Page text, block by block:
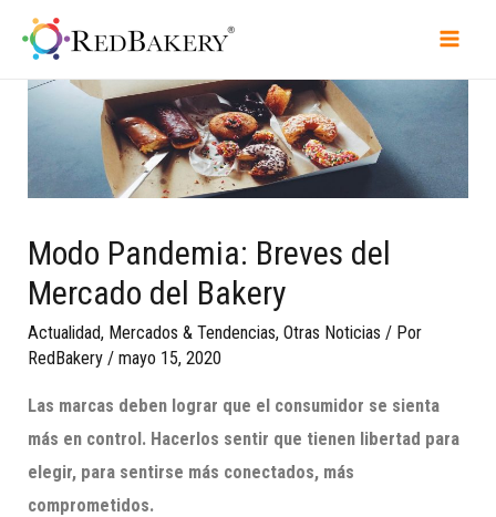
Modo Pandemia: Breves del
Mercado del Bakery
Actualidad, Mercados & Tendencias,Otras Noticias / Por
RedBakery /mayo 15, 2020
Las marcas deben lograr que el consumidor se sienta
más en control. Hacerlos sentir que tienen libertad para
elegir, para sentirse más conectados, más
comprometidos.